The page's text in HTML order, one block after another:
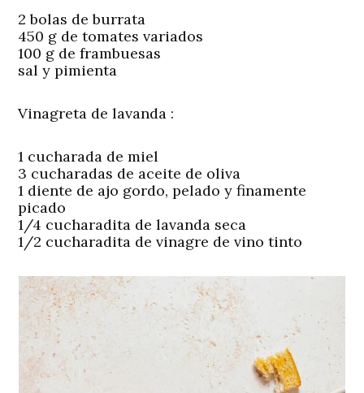
2 bolas de burrata
450 g de tomates variados
100 g de frambuesas
sal y pimienta
Vinagreta de lavanda :
1 cucharada de miel
3 cucharadas de aceite de oliva
1 diente de ajo gordo, pelado y finamente
picado
1/4 cucharadita de lavanda seca
1/2 cucharadita de vinagre de vino tinto